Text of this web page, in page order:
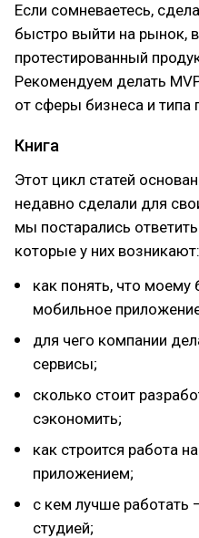
Если сомневаетесь,
быстро выйти на рынок,
протестированный
Рекомендуем делать
от сферы бизнеса и типа
Книга
Этот цикл статей
недавно сделали для
мы постарались
которые у них возникают:
как понять, что моему
мобильное
для чего компании
сервисы;
сколько стоит
сэкономить;
как строится работа
приложением;
с кем лучше работать
студией;